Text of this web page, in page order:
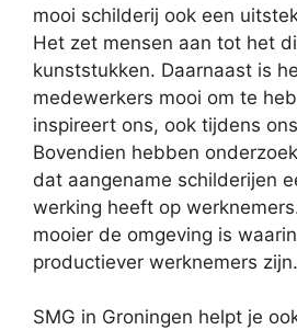
mooi schilderij ook een
Het zet mensen aan tot het
kunststukken. Daarnaast is
medewerkers mooi om te
inspireert ons, ook tijdens
Bovendien hebben
dat aangename schilderijen
werking heeft op
mooier de omgeving is
productiever werknemers zijn.
SMG in Groningen helpt je